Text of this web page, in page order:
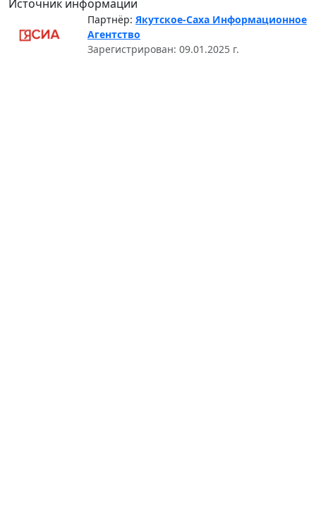
Источник информации
Партнёр: Якутское-Саха Информационное
Агентство
Зарегистрирован: 09.01.2025 г.